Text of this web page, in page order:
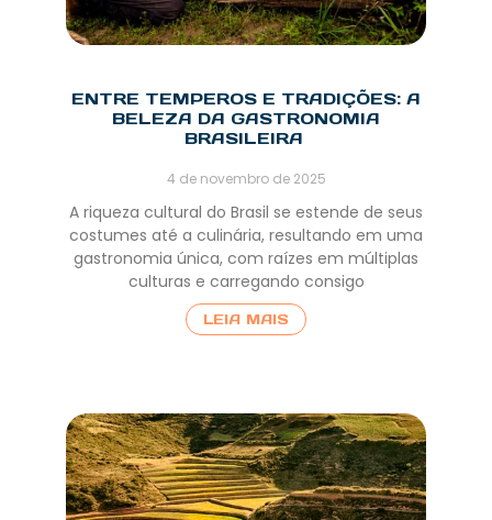
ENTRE TEMPEROS E TRADIÇÕES: A
BELEZA DA GASTRONOMIA
BRASILEIRA
4 de novembro de 2025
A riqueza cultural do Brasil se estende de seus
costumes até a culinária, resultando em uma
gastronomia única, com raízes em múltiplas
culturas e carregando consigo
LEIA MAIS